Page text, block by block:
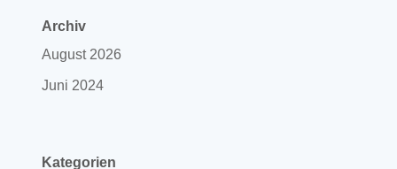
Archiv
August 2026
Juni 2024
Kategorien